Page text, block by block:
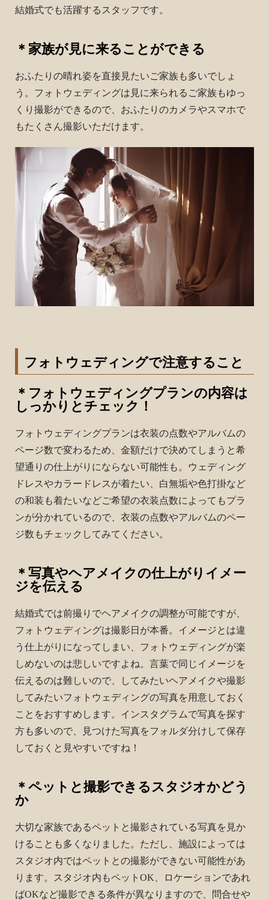
結婚式でも活躍するスタッフです。
＊家族が見に来ることができる
おふたりの晴れ姿を直接見たいご家族も多いでしょ
う。フォトウェディングは見に来られるご家族もゆっ
くり撮影ができるので、おふたりのカメラやスマホで
もたくさん撮影いただけます。
フォトウェディングで注意すること
＊フォトウェディングプランの内容は
しっかりとチェック！
フォトウェディングプランは衣装の点数やアルバムの
ページ数で変わるため、金額だけで決めてしまうと希
望通りの仕上がりにならない可能性も。ウェディング
ドレスやカラードレスが着たい、白無垢や色打掛など
の和装も着たいなどご希望の衣装点数によってもプラ
ンが分かれているので、衣装の点数やアルバムのペー
ジ数もチェックしてみてください。
＊写真やヘアメイクの仕上がりイメー
ジを伝える
結婚式では前撮りでヘアメイクの調整が可能ですが、
フォトウェディングは撮影日が本番。イメージとは違
う仕上がりになってしまい、フォトウェディングが楽
しめないのは悲しいですよね。言葉で同じイメージを
伝えるのは難しいので、してみたいヘアメイクや撮影
してみたいフォトウェディングの写真を用意しておく
ことをおすすめします。インスタグラムで写真を探す
方も多いので、見つけた写真をフォルダ分けして保存
しておくと見やすいですね！
＊ペットと撮影できるスタジオかどう
か
大切な家族であるペットと撮影されている写真を見か
けることも多くなりました。ただし、施設によっては
スタジオ内ではペットとの撮影ができない可能性があ
ります。スタジオ内もペットOK、ロケーションであれ
ばOKなど撮影できる条件が異なりますので、問合せや